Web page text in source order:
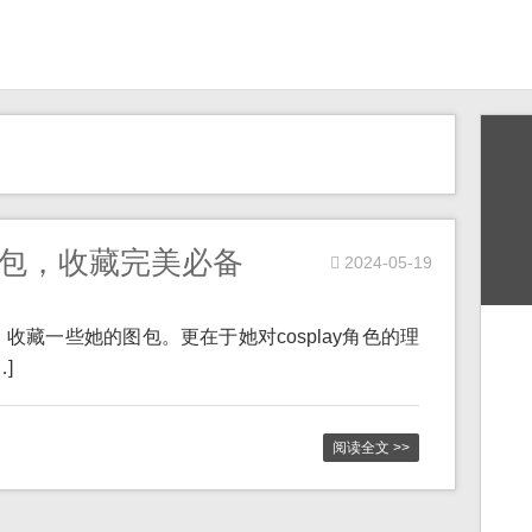
，收藏完美必备 2024-05-19
藏一些她的图包。更在于她对cosplay角色的理
阅读全文 >>